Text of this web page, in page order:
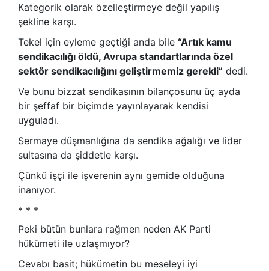
Kategorik olarak özelleştirmeye değil yapılış
şekline karşı.
Tekel için eyleme geçtiği anda bile “Artık kamu
sendikacılığı öldü, Avrupa standartlarında özel
sektör sendikacılığını geliştirmemiz gerekli” dedi.
Ve bunu bizzat sendikasının bilançosunu üç ayda
bir şeffaf bir biçimde yayınlayarak kendisi
uyguladı.
Sermaye düşmanlığına da sendika ağalığı ve lider
sultasına da şiddetle karşı.
Çünkü işçi ile işverenin aynı gemide olduğuna
inanıyor.
* * *
Peki bütün bunlara rağmen neden AK Parti
hükümeti ile uzlaşmıyor?
Cevabı basit; hükümetin bu meseleyi iyi